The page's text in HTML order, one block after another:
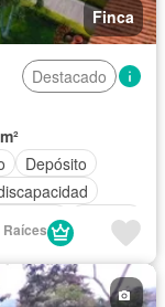
Finca
Destacado
Depósito
integral
Internet
Piscina
Agua